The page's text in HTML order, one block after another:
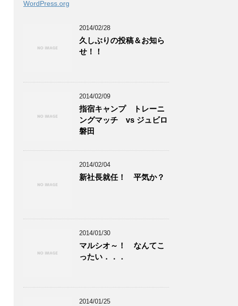
WordPress.org
2014/02/28
久しぶりの投稿＆お知ら
せ！！
2014/02/09
指宿キャンプ トレーニ
ングマッチ vs ジュビロ
磐田
2014/02/04
新社長就任！ 平気か？
2014/01/30
マルシオ～！ なんてこ
ったい．．．
2014/01/25